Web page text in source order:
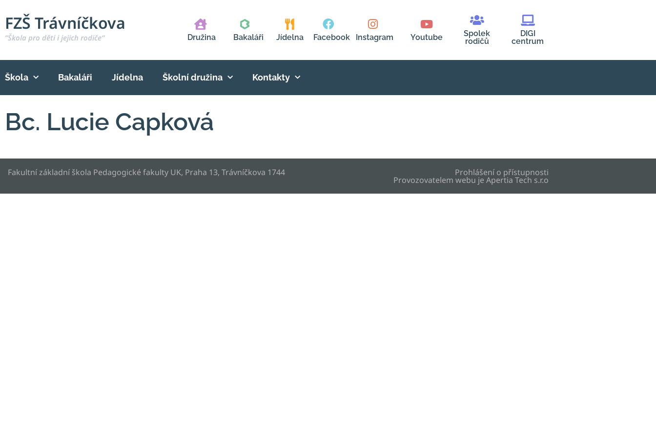
FZŠ Trávníčkova
“Škola pro děti i jejich rodiče“ Družina Bakaláři Jídelna Facebook Instagram Youtube
Spolek
rodičů
DIGI
centrum
Škola Bakaláři Jídelna Školní družina Kontakty
Bc. Lucie Capková
Fakultní základní škola Pedagogické fakulty UK, Praha 13, Trávníčkova 1744 Prohlášení o přístupnosti
Provozovatelem webu jeApertia Tech s.r.o